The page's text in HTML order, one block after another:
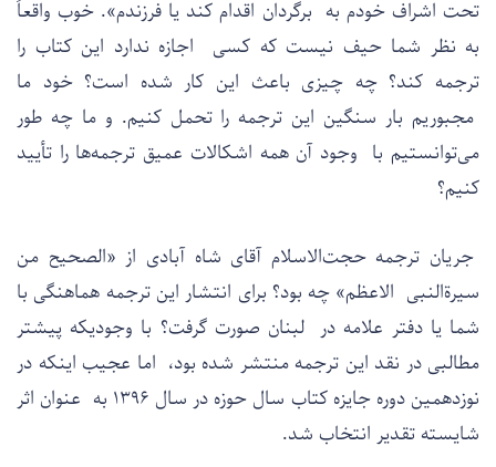
تحت اشراف خودم به برگردان اقدام کند یا فرزندم». خوب واقعاً
به نظر شما حیف نیست که کسی اجازه ندارد این کتاب را
ترجمه کند؟ چه چیزی باعث این کار شده است؟ خود ما
مجبوریم بار سنگین این ترجمه را تحمل کنیم. و ما چه طور
می‌توانستیم با وجود آن همه اشکالات عمیق ترجمه‌ها را تأیید
کنیم؟
جریان ترجمه حجت‌الاسلام آقای شاه آبادی از «الصحیح من
سیرةالنبی الاعظم» چه بود؟ برای انتشار این ترجمه هماهنگی با
شما یا دفتر علامه در لبنان صورت گرفت؟ با وجودیکه پیشتر
مطالبی در نقد این ترجمه منتشر شده بود، اما عجیب اینکه در
نوزدهمین دوره جایزه کتاب سال حوزه در سال ۱۳۹۶ به عنوان اثر
شایسته تقدیر انتخاب شد.